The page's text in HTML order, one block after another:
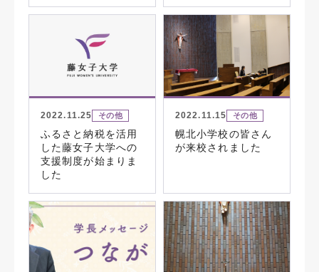
2022.11.25 その他
ふるさと納税を活用
した藤女子大学への
支援制度が始まりま
した
2022.11.15 その他
幌北小学校の皆さん
が来校されました